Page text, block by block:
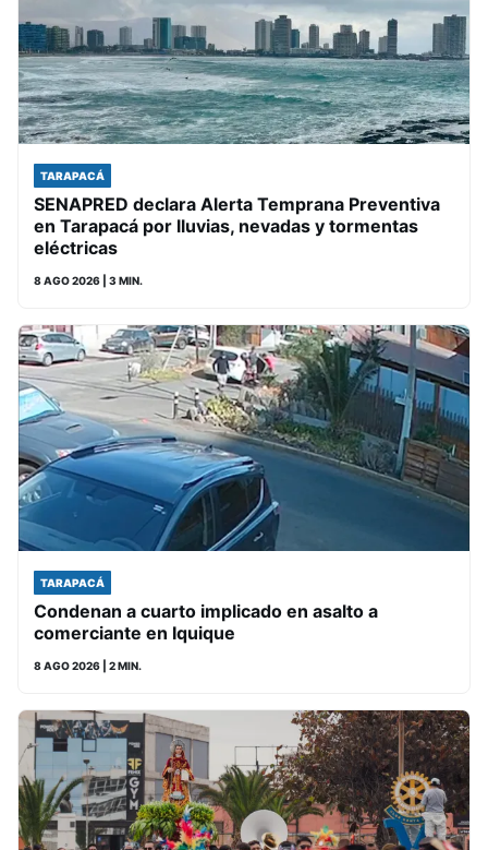
TARAPACÁ
SENAPRED declara Alerta Temprana Preventiva
en Tarapacá por lluvias, nevadas y tormentas
eléctricas
8 AGO 2026 | 3 MIN.
TARAPACÁ
Condenan a cuarto implicado en asalto a
comerciante en Iquique
8 AGO 2026 | 2 MIN.